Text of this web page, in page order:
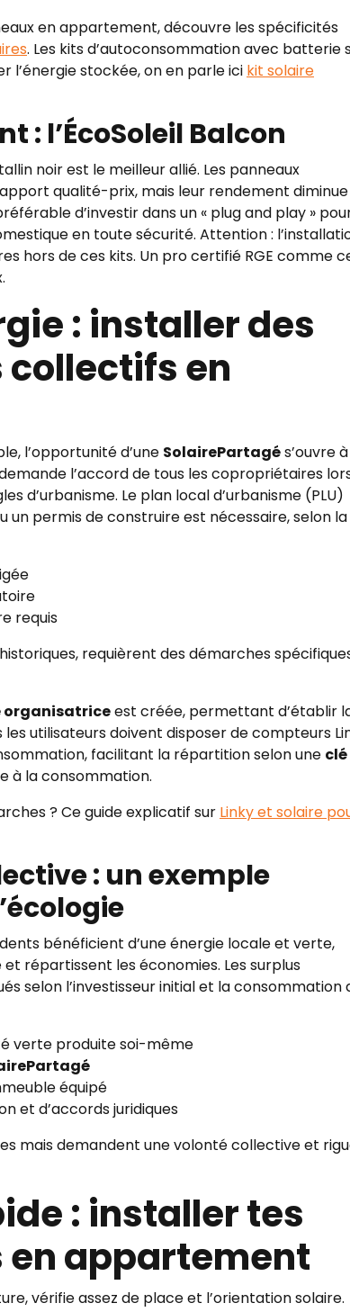
en appartement, découvre les spécificités
. Les kits d’autoconsommation avec batterie
l’énergie stockée, on en parle ici kit solaire
: l’ÉcoSoleil Balcon
noir est le meilleur allié. Les panneaux
qualité-prix, mais leur rendement
d’investir dans un « plug and play »
en toute sécurité. Attention :
hors de ces kits. Un pro certifié RGE comme
: installer des
en
l’opportunité d’une SolairePartagés’ouvre
l’accord de tous les copropriétaires
d’urbanisme. Le plan local d’urbanisme (PLU)
permis de construire est nécessaire, selon la
requis
requièrent des démarches
organisatriceest créée, permettant d’établir
utilisateurs doivent disposer de compteurs
facilitant la répartition selon une
à la consommation.
? Ce guide explicatif sur Linky et solaire
: un exemple
bénéficient d’une énergie locale et verte,
répartissent les économies. Les surplus
selon l’investisseur initial et la consommation
verte produite soi-même
équipé
et d’accords juridiques
mais demandent une volonté collective et
: installer tes
appartement
vérifie assez de place et l’orientation solaire.